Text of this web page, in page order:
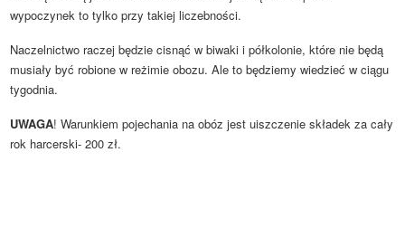
wypoczynek to tylko przy takiej liczebności.
Naczelnictwo raczej będzie cisnąć w biwaki i półkolonie, które nie będą
musiały być robione w reżimie obozu. Ale to będziemy wiedzieć w ciągu
tygodnia.
UWAGA! Warunkiem pojechania na obóz jest uiszczenie składek za cały
rok harcerski- 200 zł.